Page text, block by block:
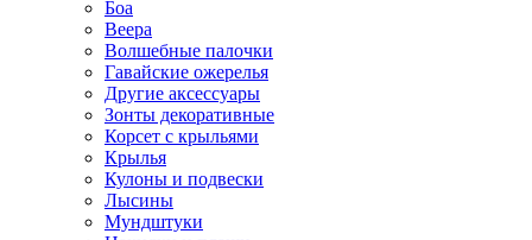
Боа
Веера
Волшебные палочки
Гавайские ожерелья
Другие аксессуары
Зонты декоративные
Корсет с крыльями
Крылья
Кулоны и подвески
Лысины
Мундштуки